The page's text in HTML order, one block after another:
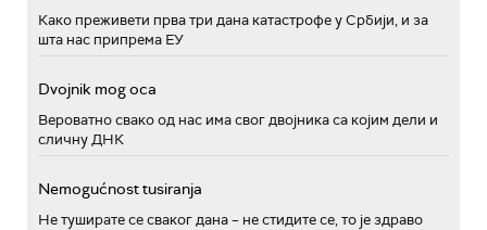
Како преживети прва три дана катастрофе у Србији, и за
шта нас припрема ЕУ
Dvojnik mog oca
Вероватно свако од нас има свог двојника са којим дели и
сличну ДНК
Nemogućnost tusiranja
Не туширате се сваког дана – не стидите се, то је здраво